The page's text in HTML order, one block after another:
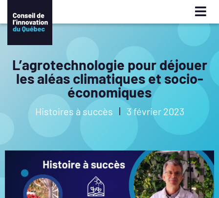
L’agrotechnologie pour déjouer
les aléas climatiques et socio-
économiques
Histoires à succès 3 février 2023